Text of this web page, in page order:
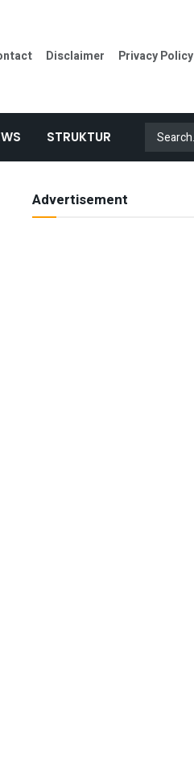
Disclaimer Privacy Policy
STRUKTUR
Advertisement